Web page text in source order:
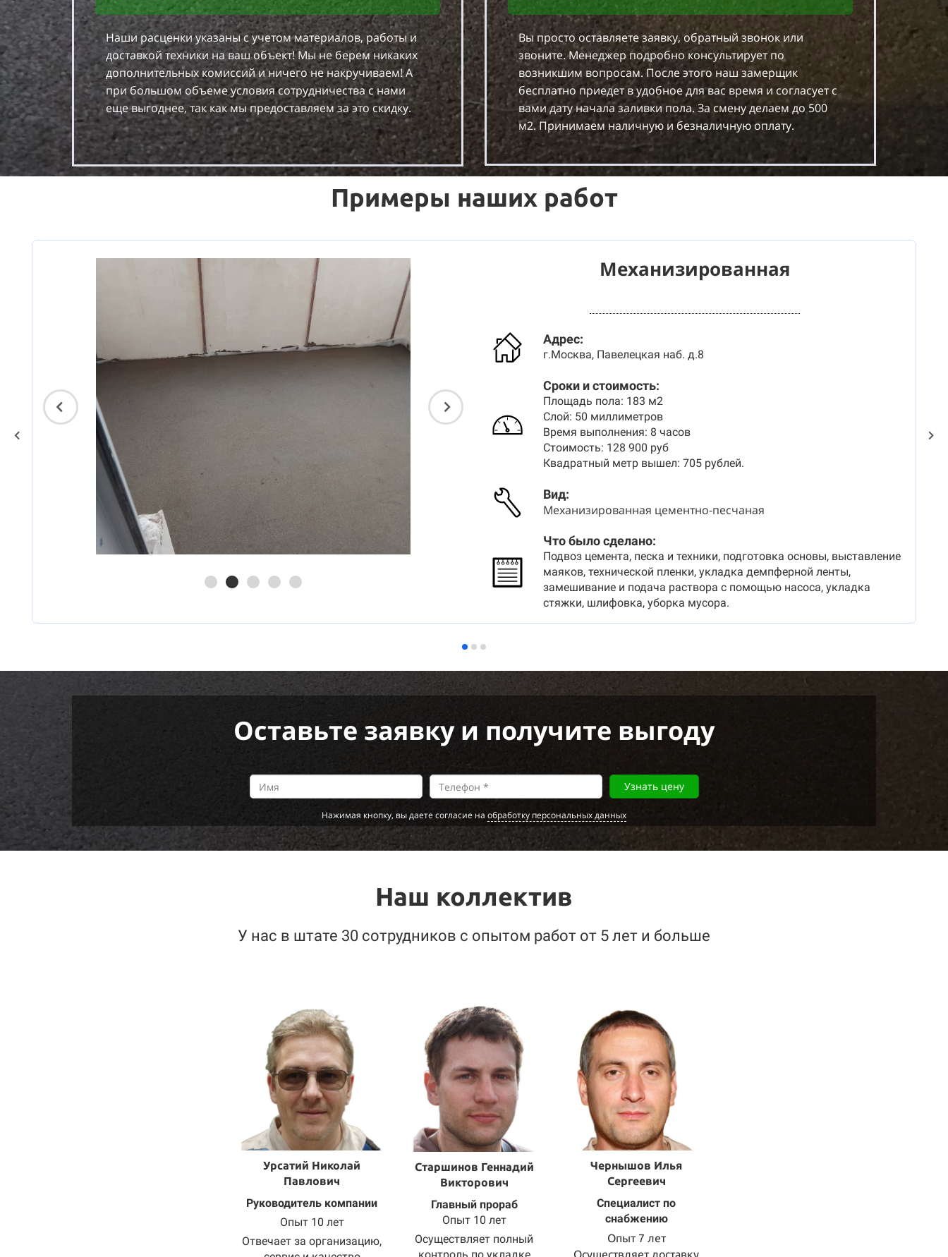
Наши расценки указаны с учетом материалов, работы и
доставкой техники на ваш объект! Мы не берем никаких
дополнительных комиссий и ничего не накручиваем! А
при большом объеме условия сотрудничества с нами
еще выгоднее, так как мы предоставляем за это скидку.
Вы просто оставляете заявку, обратный звонок или
звоните. Менеджер подробно консультирует по
возникшим вопросам. После этого наш замерщик
бесплатно приедет в удобное для вас время и согласует с
вами дату начала заливки пола. За смену делаем до 500
м2. Принимаем наличную и безналичную оплату.
Примеры наших работ
Механизированная
Адрес:
г.Москва, Павелецкая наб. д.8
Сроки и стоимость:
Площадь пола: 183 м2
Слой: 50 миллиметров
Время выполнения: 8 часов
Стоимость: 128 900 руб
Квадратный метр вышел: 705 рублей.
Вид:
Механизированная цементно-песчаная
Что было сделано:
Подвоз цемента, песка и техники, подготовка основы, выставление
маяков, технической пленки, укладка демпферной ленты,
замешивание и подача раствора с помощью насоса, укладка
стяжки, шлифовка, уборка мусора.
Оставьте заявку и получите выгоду
Узнать цену
Нажимая кнопку, вы даете согласие на обработку персональных данных
Наш коллектив
У нас в штате 30 сотрудников с опытом работ от 5 лет и больше
Урсатий Николай
Павлович
Руководитель компании
Опыт 10 лет
Отвечает за организацию,
Старшинов Геннадий
Викторович
Главный прораб
Опыт 10 лет
Осуществляет полный
Чернышов Илья
Сергеевич
Специалист по
снабжению
Опыт 7 лет
Осуществляет доставку